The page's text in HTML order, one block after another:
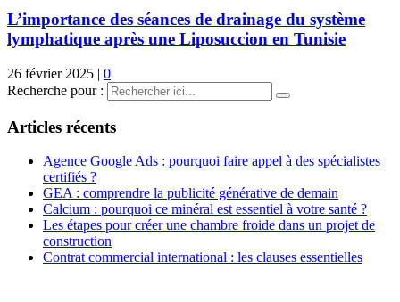
L’importance des séances de drainage du système
lymphatique après une Liposuccion en Tunisie
26 février 2025 | 0
Recherche pour :
Articles récents
Agence Google Ads : pourquoi faire appel à des spécialistes
certifiés ?
GEA : comprendre la publicité générative de demain
Calcium : pourquoi ce minéral est essentiel à votre santé ?
Les étapes pour créer une chambre froide dans un projet de
construction
Contrat commercial international : les clauses essentielles